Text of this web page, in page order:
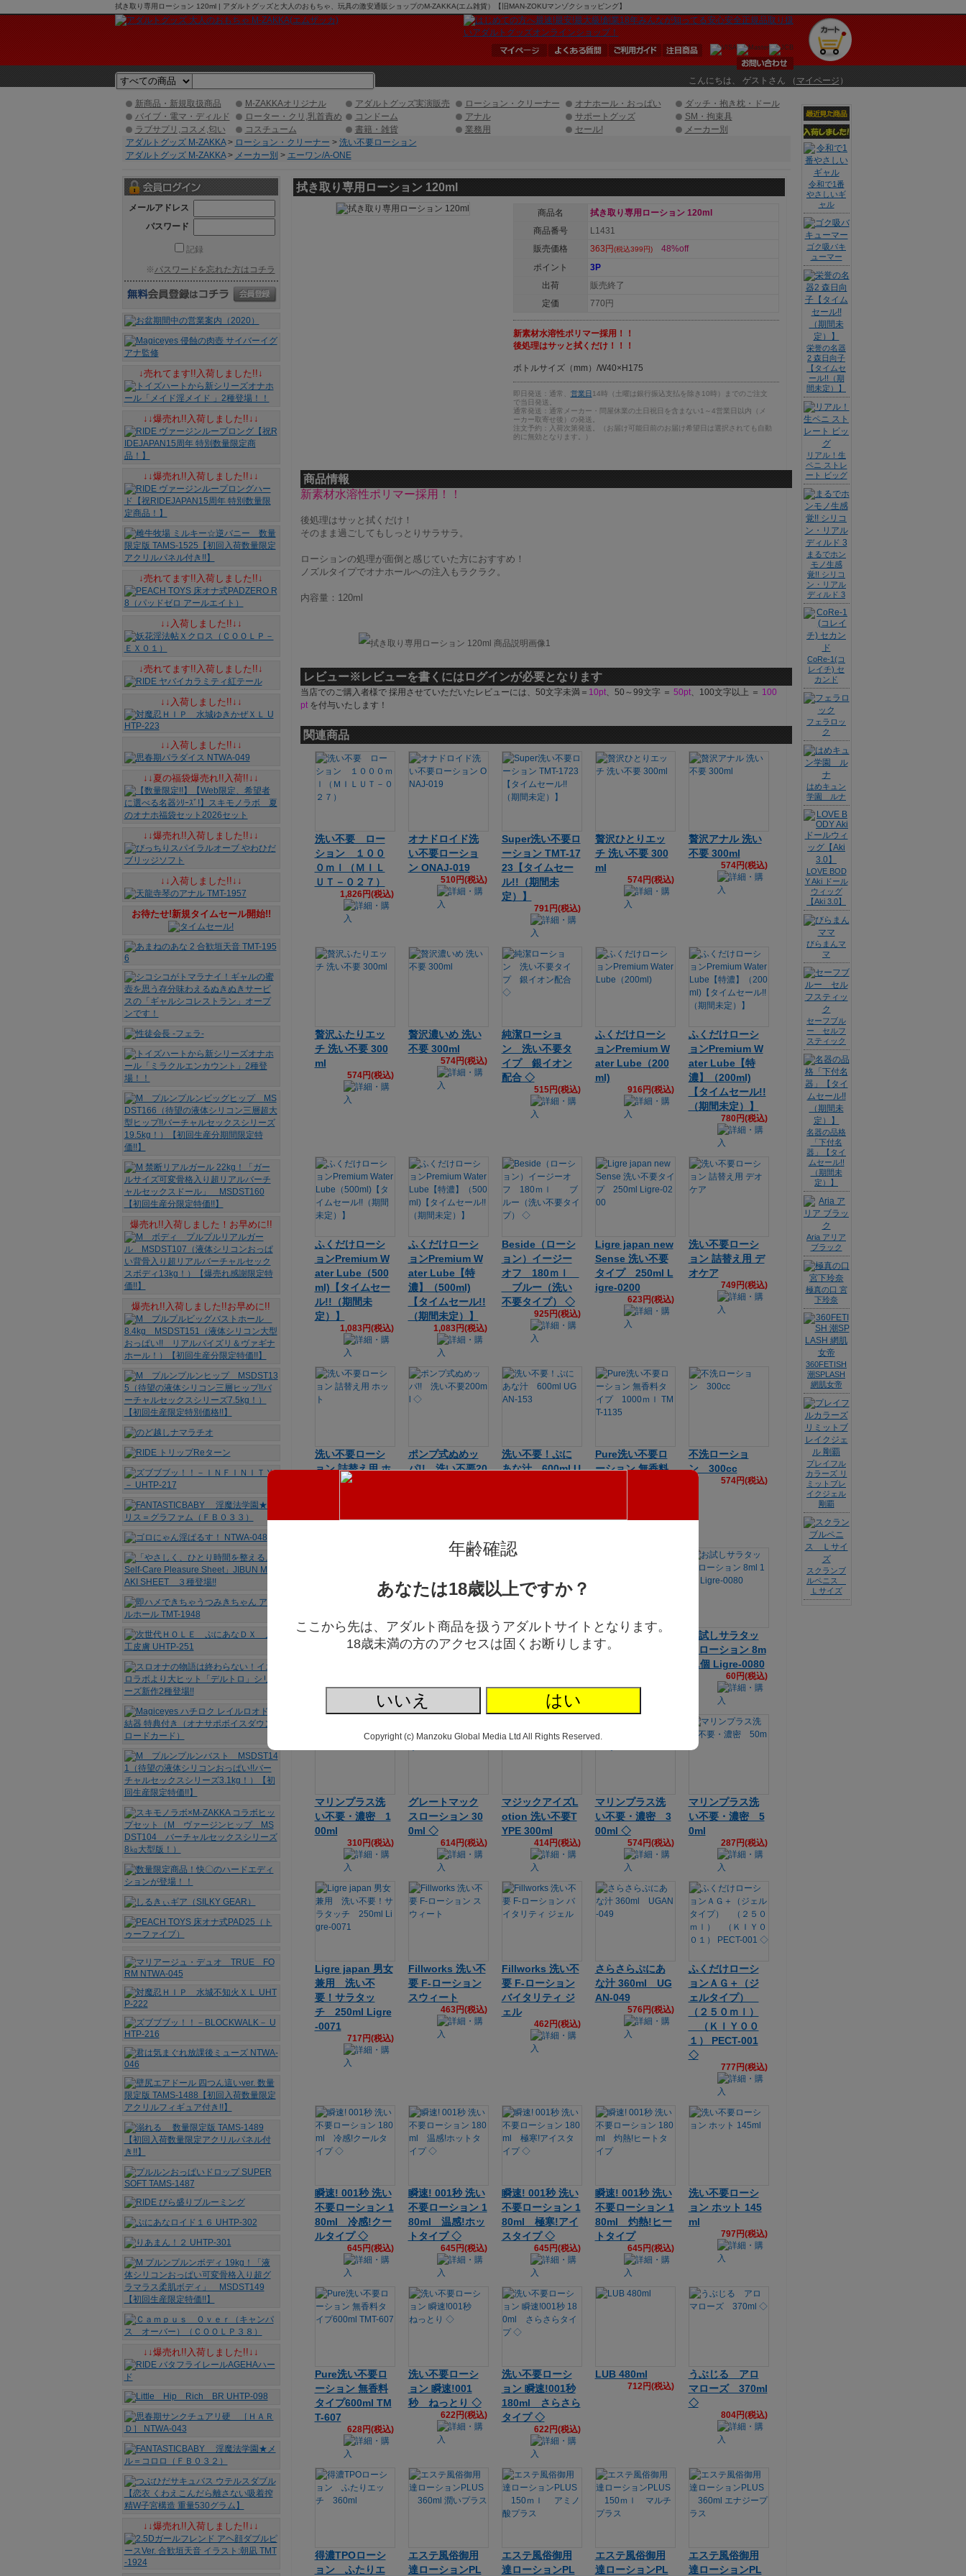
年齢確認
あなたは18歳以上ですか？
ここから先は、アダルト商品を扱うアダルトサイトとなります。
18歳未満の方のアクセスは固くお断りします。
いいえ はい
Copyright (c) Manzoku Global Media Ltd All Rights Reserved.
拭き取り専用ローション 120ml | アダルトグッズと大人のおもちゃ、玩具の激安通販ショップのM-ZAKKA(エム雑貨）【旧MAN-ZOKUマンゾクショッピング】
こんにちは、 ゲストさん （ マイページ ）
新商品・新規取扱商品 M-ZAKKAオリジナル アダルトグッズ実演販売 ローション・クリーナー オナホール・おっぱい
ダッチ・抱き枕・ドール
バイブ・電マ・ディルド
ローター・クリ,乳首責め コンドーム アナル サポートグッズ
SM・拘束具
ラブサプリ,コスメ,匂い
コスチューム 書籍・雑貨 業務用 セール!
メーカー別
アダルトグッズ M-ZAKKA> ローション・クリーナー > 洗い不要ローション
アダルトグッズ M-ZAKKA> メーカー別 > エーワン/A-ONE
拭き取り専用ローション 120ml
商品名
拭き取り専用ローション 120ml
商品番号
L1431
販売価格
363円(税込399円)
48%off
ポイント
3P
出荷
販売終了
定価
770円
新素材水溶性ポリマー採用！！
後処理はサッと拭くだけ！！！
ボトルサイズ（mm）/W40×H175
即日発送：通常、 営業日 14時（土曜は銀行振込支払を除き10時）までのご注文
で当日発送。
通常発送：通常メーカー・問屋休業の土日祝日を含まない1～4営業日以内（メ
ーカー取寄せ後）の発送。
注文予約：入荷次第発送。（お届け可能日前のお届け希望日は選択されても自動
的に無効となります。）
商品情報
新素材水溶性ポリマー採用！！
後処理はサッと拭くだけ！
そのまま過ごしてもしっとりサラサラ。
ローションの処理が面倒と感じていた方におすすめ！
ノズルタイプでオナホールへの注入もラクラク。
内容量：120ml
レビュー※レビューを書くにはログインが必要となります
当店でのご購入者様で 採用させていただいたレビューには、50文字未満＝ 10pt、50～99文字 ＝ 50pt、100文字以上 ＝ 100
ptを付与いたします！
関連商品
洗い不要 ロー
ション １００
０ｍｌ（ＭＩＬ
ＵＴ－０２７）
1,826円(税込)
オナドロイド洗
い不要ローショ
ン ONAJ-019
510円(税込)
Super洗い不要ロ
ーション TMT-17
23【タイムセー
ル!!（期間未
定）】
791円(税込)
贅沢ひとりエッ
チ 洗い不要 300
ml
574円(税込)
贅沢アナル 洗い
不要 300ml
574円(税込)
贅沢ふたりエッ
チ 洗い不要 300
ml
574円(税込)
贅沢濃いめ 洗い
不要 300ml
574円(税込)
純潔ローショ
ン 洗い不要タ
イプ 銀イオン
配合 ◇
515円(税込)
ふくだけローシ
ョンPremium W
ater Lube（200
ml)
916円(税込)
ふくだけローシ
ョンPremium W
ater Lube【特
濃】（200ml)
【タイムセール!!
（期間未定）】
780円(税込)
ふくだけローシ
ョンPremium W
ater Lube（500
ml)【タイムセー
ル!!（期間未
定）】
1,083円(税込)
ふくだけローシ
ョンPremium W
ater Lube【特
濃】（500ml)
【タイムセール!!
（期間未定）】
1,083円(税込)
Beside（ローシ
ョン）イージー
オフ 180ｍｌ
ブルー（洗い
不要タイプ） ◇
925円(税込)
Ligre japan new
Sense 洗い不要
タイプ 250ml L
igre-0200
623円(税込)
洗い不要ローシ
ョン 詰替え用 デ
オケア
749円(税込)
洗い不要ローシ
ョン 詰替え用 ホ
ポンプ式ぬめッ
パ!! 洗い不要20
洗い不要！ぷに
あな汁 600ml U
Pure洗い不要ロ
ーション 無香料
不洗ローショ
ン 300cc
574円(税込)
洗い不要ローシ
ョン デオケアタ
ティアラ 洗い
不要タイプ（360
ティアラ 洗い
不要タイプ（200
マジックアイズL
otion洗い不要TY
お試しサラタッ
チローション 8m
l 1個 Ligre-0080
60円(税込)
マリンプラス洗
い不要・濃密 1
00ml
310円(税込)
グレートマック
スローション 30
0ml ◇
614円(税込)
マジックアイズL
otion 洗い不要T
YPE 300ml
414円(税込)
マリンプラス洗
い不要・濃密 3
00ml ◇
574円(税込)
マリンプラス洗
い不要・濃密 5
0ml
287円(税込)
Ligre japan 男女
兼用 洗い不
要！サラタッ
チ 250ml Ligre
-0071
717円(税込)
Fillworks 洗い不
要 F-ローション
スウィート
463円(税込)
Fillworks 洗い不
要 F-ローション
バイタリティ ジ
ェル
462円(税込)
さらさらぷにあ
な汁 360ml UG
AN-049
576円(税込)
ふくだけローシ
ョンＡＧ＋（ジ
ェルタイプ）
（２５０ｍｌ）
（ＫＩＹ００
１） PECT-001
◇
777円(税込)
瞬速! 001秒 洗い
不要ローション 1
80ml 冷感!クー
ルタイプ ◇
645円(税込)
瞬速! 001秒 洗い
不要ローション 1
80ml 温感!ホッ
トタイプ ◇
645円(税込)
瞬速! 001秒 洗い
不要ローション 1
80ml 極寒!アイ
スタイプ ◇
645円(税込)
瞬速! 001秒 洗い
不要ローション 1
80ml 灼熱!ヒー
トタイプ
645円(税込)
洗い不要ローシ
ョン ホット 145
ml
797円(税込)
Pure洗い不要ロ
ーション 無香料
タイプ600ml TM
T-607
628円(税込)
洗い不要ローシ
ョン 瞬速!001
秒 ねっとり ◇
622円(税込)
洗い不要ローシ
ョン 瞬速!001秒
180ml さらさら
タイプ ◇
622円(税込)
LUB 480ml
712円(税込)
うぶじる アロ
マローズ 370ml
◇
804円(税込)
得濃TPOローシ
ョン ふたりエ
エステ風俗御用
達ローションPL
エステ風俗御用
達ローションPL
エステ風俗御用
達ローションPL
エステ風俗御用
達ローションPL
メールアドレス
パスワード
記録
※パスワードを忘れた方はコチラ
↓売れてます!!入荷しました!!↓
↓↓爆売れ!!入荷しました!!↓↓
↓↓爆売れ!!入荷しました!!↓↓
↓売れてます!!入荷しました!!↓
↓↓入荷しました!!↓↓
↓売れてます!!入荷しました!!↓
↓↓入荷しました!!↓↓
↓↓入荷しました!!↓↓
↓↓夏の福袋爆売れ!!入荷!!↓↓
↓↓爆売れ!!入荷しました!!↓↓
↓↓入荷しました!!↓↓
お待たせ!新規タイムセール開始!!
爆売れ!!入荷しました！お早めに!!
爆売れ!!入荷しました!!お早めに!!
↓↓爆売れ!!入荷しました!!↓↓
↓↓爆売れ!!入荷しました!!↓↓
令和で1番
やさしいギ
ャル
ゴク吸バキ
ューマー
栄誉の名器
2 森日向子
【タイムセ
ール!!（期
間未定）】
リアル！生
ペニ ストレ
ート ビッグ
まるでホン
モノ生感
覚!! シリコ
ン・リアル
ディルド 3
CoRe-1(コ
レイチ) セ
カンド
フェラロッ
ク
はめキュン
学園 ルナ
LOVE BOD
Y Aki ドール
ウィッグ
【Aki 3.0】
びらまんマ
マ
セーフブル
ー セルフ
スティック
名器の品格
「下付名
器」【タイ
ムセール!!
（期間未
定）】
Aria アリア
ブラック
極真の口 宮
下玲奈
360FETISH
潮SPLASH
網肌女帝
プレイフル
カラーズ リ
ミットブレ
イクジェル
剛覇
スクランブ
ルペニス
Ｌサイズ